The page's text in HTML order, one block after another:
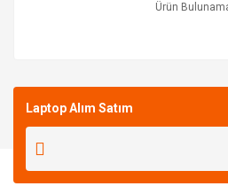
Ürün
Laptop Alım Satım